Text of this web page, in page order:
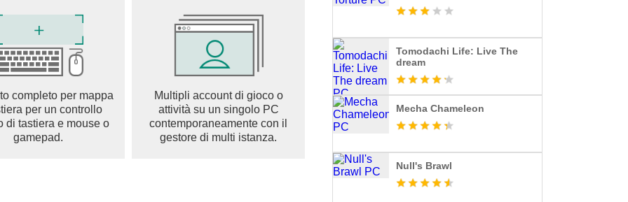
Haruka, Sugita Tomokazu, Ishida Akira, Morikawa
Ōnishi Saori, Murase Ayumu, Enoki Junya, Toyoguchi
Yukari, Maeda Kaori, Uchida Aya, Ise Mariya, Kuroki
Asumi Kana, M・A・O, Machico, Tachibana Mirai, Itō
in conflitto e caos che si diffusero in ogni angolo delle città.
completo per mappa
per un controllo
di tastiera e mouse o
gamepad.
Multipli account di gioco o
attività su un singolo PC
contemporaneamente con il
gestore di multi istanza.
Tomodachi Life: Live The
dream
Mecha Chameleon
Null's Brawl